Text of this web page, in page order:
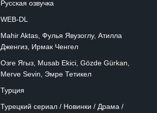
Русская озвучка
WEB-DL
Mahir Aktas, Фулья Явузоглу, Атилла
Дженгиз, Ирмак Ченгел
Озге Ягыз, Musab Ekici, Gözde Gürkan,
Merve Sevin, Эмре Тетикел
Турция
Турецкий сериал / Новинки / Драма /